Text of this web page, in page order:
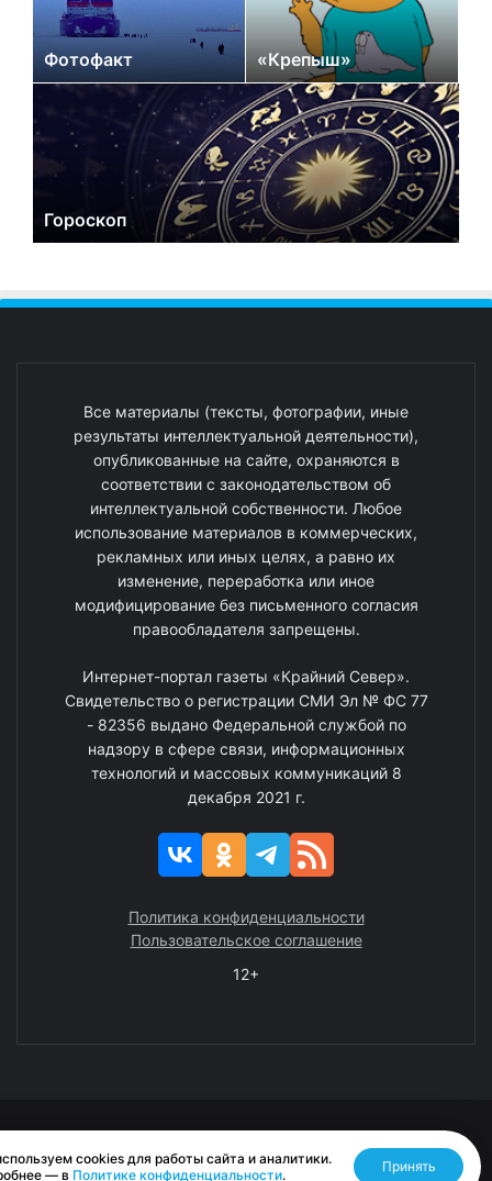
Фотофакт «Крепыш»
Гороскоп
Все материалы (тексты, фотографии, иные
результаты интеллектуальной деятельности),
опубликованные на сайте, охраняются в
соответствии с законодательством об
интеллектуальной собственности. Любое
использование материалов в коммерческих,
рекламных или иных целях, а равно их
изменение, переработка или иное
модифицирование без письменного согласия
правообладателя запрещены.
Интернет-портал газеты «Крайний Север».
Свидетельство о регистрации СМИ Эл № ФС 77
- 82356 выдано Федеральной службой по
надзору в сфере связи, информационных
технологий и массовых коммуникаций 8
декабря 2021 г.
Политика конфиденциальности
Пользовательское соглашение
12+
Разработано RASA
cookies для работы сайта и аналитики.
— в Политике конфиденциальности.
Принять